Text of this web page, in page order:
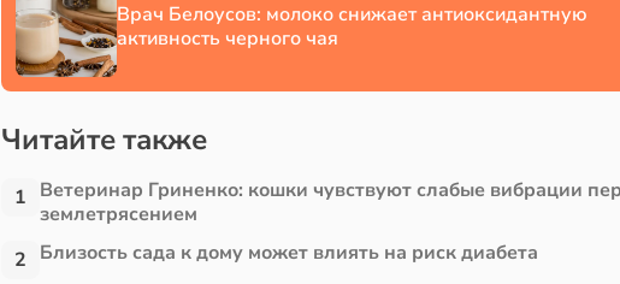
Врач Белоусов: молоко снижает антиоксидантную
активность черного чая
Читайте также
1 Ветеринар Гриненко: кошки чувствуют слабые вибрации
землетрясением
2 Близость сада к дому может влиять на риск диабета